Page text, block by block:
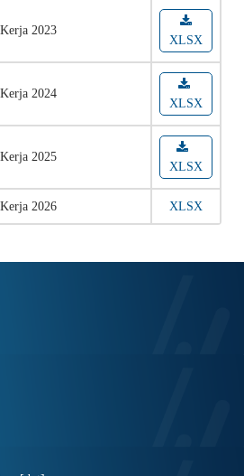
2023
XLSX
2024
XLSX
2025
XLSX
2026 XLSX